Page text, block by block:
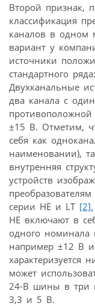
Второй признак,
классификация
каналов в одном
вариант у
источники
стандартного
Двухканальные
два канала с
±15 В. Отметим,
себя как
наименовании),
внутренняя
устройств
серии HE и LT [2].
HE включают в
одного номинала
например ±12 В и
может
24-В шины в три
3,3 и 5 В.